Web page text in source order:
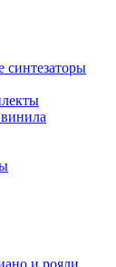
синтезаторы
и рояли